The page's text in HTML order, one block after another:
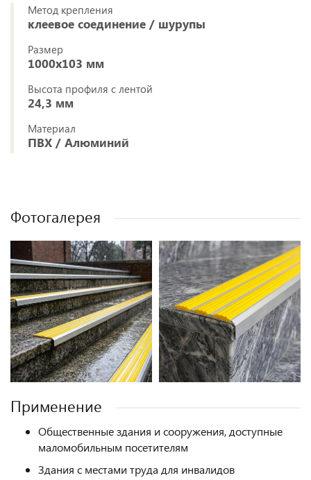
Метод крепления
клеевое соединение / шурупы
Размер
1000х103 мм
Высота профиля с лентой
24,3 мм
Материал
ПВХ / Алюминий
Фотогалерея
Применение
Общественные здания и сооружения, доступные
маломобильным посетителям
Здания с местами труда для инвалидов